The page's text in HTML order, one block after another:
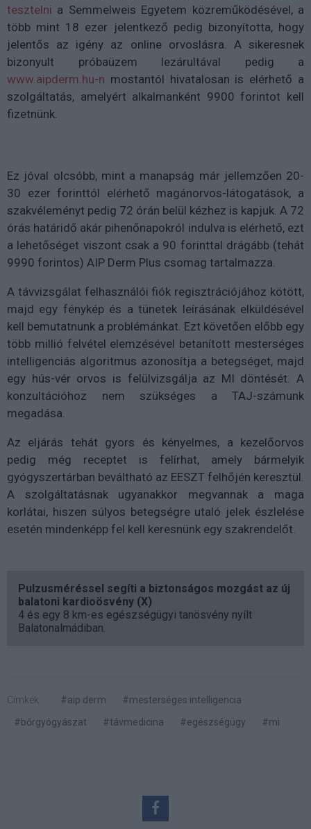
tesztelni a Semmelweis Egyetem közreműködésével, a
több mint 18 ezer jelentkező pedig bizonyította, hogy
jelentős az igény az online orvoslásra. A sikeresnek
bizonyult próbaüzem lezárultával pedig a
www.aipderm.hu-n mostantól hivatalosan is elérhető a
szolgáltatás, amelyért alkalmanként 9900 forintot kell
fizetnünk.
Ez jóval olcsóbb, mint a manapság már jellemzően 20-
30 ezer forinttól elérhető magánorvos-látogatások, a
szakvéleményt pedig 72 órán belül kézhez is kapjuk. A 72
órás határidő akár pihenőnapokról indulva is elérhető, ezt
a lehetőséget viszont csak a 90 forinttal drágább (tehát
9990 forintos) AIP Derm Plus csomag tartalmazza.
A távvizsgálat felhasználói fiók regisztrációjához kötött,
majd egy fénykép és a tünetek leírásának elküldésével
kell bemutatnunk a problémánkat. Ezt követően előbb egy
több millió felvétel elemzésével betanított mesterséges
intelligenciás algoritmus azonosítja a betegséget, majd
egy hús-vér orvos is felülvizsgálja az MI döntését. A
konzultációhoz nem szükséges a TAJ-számunk
megadása.
Az eljárás tehát gyors és kényelmes, a kezelőorvos
pedig még receptet is felírhat, amely bármelyik
gyógyszertárban beváltható az EESZT felhőjén keresztül.
A szolgáltatásnak ugyanakkor megvannak a maga
korlátai, hiszen súlyos betegségre utaló jelek észlelése
esetén mindenképp fel kell keresnünk egy szakrendelőt.
Pulzusméréssel segíti a biztonságos mozgást az új
balatoni kardioösvény (X)
4 és egy 8 km-es egészségügyi tanösvény nyílt
Balatonalmádiban.
Címkék: #aip derm
#mesterséges intelligencia
#bőrgyógyászat
#távmedicina #egészségügy #mi